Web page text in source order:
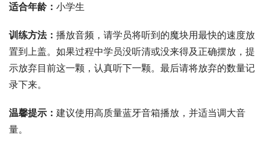
适合年龄： 小学生
训练方法： 播放音频，请学员将听到的魔块用最快的速度放
置到上盖。如果过程中学员没听清或没来得及正确摆放，提
示放弃目前这一颗，认真听下一颗。最后请将放弃的数量记
录下来。
温馨提示： 建议使用高质量蓝牙音箱播放，并适当调大音
量。